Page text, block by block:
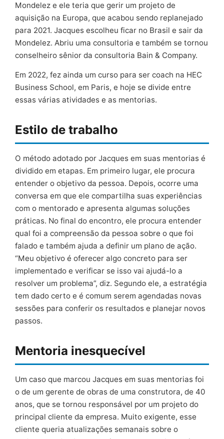
Mondelez e ele teria que gerir um projeto de
aquisição na Europa, que acabou sendo replanejado
para 2021. Jacques escolheu ficar no Brasil e sair da
Mondelez. Abriu uma consultoria e também se tornou
conselheiro sênior da consultoria Bain & Company.
Em 2022, fez ainda um curso para ser coach na HEC
Business School, em Paris, e hoje se divide entre
essas várias atividades e as mentorias.
Estilo de trabalho
O método adotado por Jacques em suas mentorias é
dividido em etapas. Em primeiro lugar, ele procura
entender o objetivo da pessoa. Depois, ocorre uma
conversa em que ele compartilha suas experiências
com o mentorado e apresenta algumas soluções
práticas. No final do encontro, ele procura entender
qual foi a compreensão da pessoa sobre o que foi
falado e também ajuda a definir um plano de ação.
“Meu objetivo é oferecer algo concreto para ser
implementado e verificar se isso vai ajudá-lo a
resolver um problema”, diz. Segundo ele, a estratégia
tem dado certo e é comum serem agendadas novas
sessões para conferir os resultados e planejar novos
passos.
Mentoria inesquecível
Um caso que marcou Jacques em suas mentorias foi
o de um gerente de obras de uma construtora, de 40
anos, que se tornou responsável por um projeto do
principal cliente da empresa. Muito exigente, esse
cliente queria atualizações semanais sobre o